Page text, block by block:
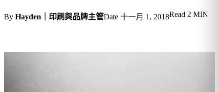
By Hayden｜印刷與品牌主管Date 十一月 1, 2018Read 2 MIN